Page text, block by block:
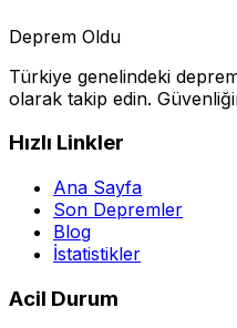
Deprem Oldu
Türkiye genelindeki
olarak takip edin.
Hızlı Linkler
Ana Sayfa
Son Depremler
Blog
İstatistikler
Acil Durum